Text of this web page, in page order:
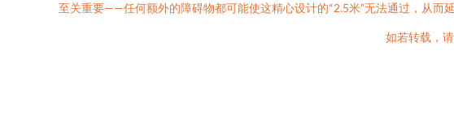
至关重要——任何额外的障碍物都可能使这精心设计的“2.5米”无法通过，从而
如若转载，